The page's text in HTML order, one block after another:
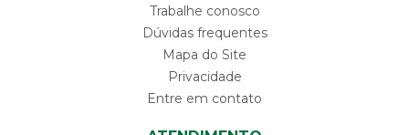
Trabalhe conosco
Dúvidas frequentes
Mapa do Site
Privacidade
Entre em contato